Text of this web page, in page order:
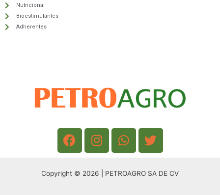
Nutricional
Bioestimulantes
Adherentes
F
a
c
e
I
n
s
t
a
W
h
a
t
T
w
i
t
Copyright © 2026 | PETROAGRO SA DE CV